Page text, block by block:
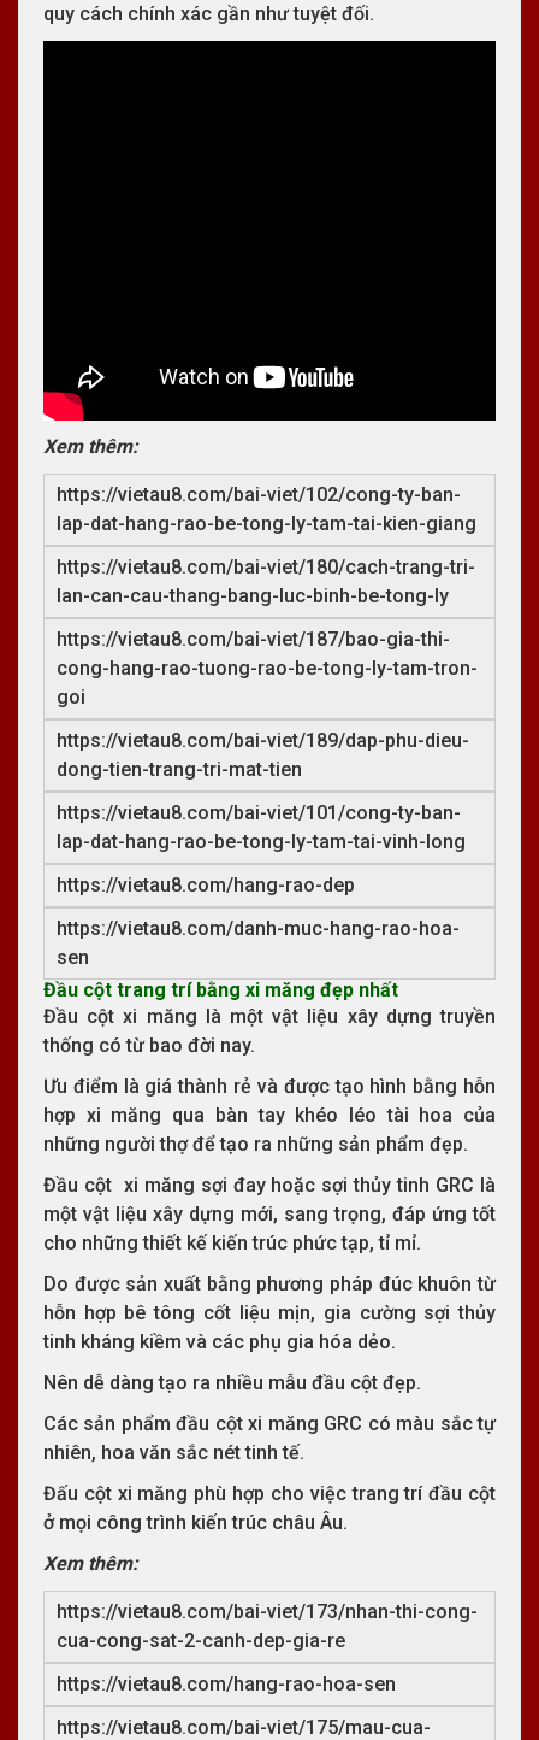
quy cách chính xác gần như tuyệt đối.
Xem thêm:
https://vietau8.com/bai-viet/102/cong-ty-ban-
lap-dat-hang-rao-be-tong-ly-tam-tai-kien-giang
https://vietau8.com/bai-viet/180/cach-trang-tri-
lan-can-cau-thang-bang-luc-binh-be-tong-ly
https://vietau8.com/bai-viet/187/bao-gia-thi-
cong-hang-rao-tuong-rao-be-tong-ly-tam-tron-
goi
https://vietau8.com/bai-viet/189/dap-phu-dieu-
dong-tien-trang-tri-mat-tien
https://vietau8.com/bai-viet/101/cong-ty-ban-
lap-dat-hang-rao-be-tong-ly-tam-tai-vinh-long
https://vietau8.com/hang-rao-dep
https://vietau8.com/danh-muc-hang-rao-hoa-
sen
Đầu cột trang trí bằng xi măng đẹp nhất
Đầu cột xi măng là một vật liệu xây dựng truyền
thống có từ bao đời nay.
Ưu điểm là giá thành rẻ và được tạo hình bằng hỗn
hợp xi măng qua bàn tay khéo léo tài hoa của
những người thợ để tạo ra những sản phẩm đẹp.
Đầu cột xi măng sợi đay hoặc sợi thủy tinh GRC là
một vật liệu xây dựng mới, sang trọng, đáp ứng tốt
cho những thiết kế kiến trúc phức tạp, tỉ mỉ.
Do được sản xuất bằng phương pháp đúc khuôn từ
hỗn hợp bê tông cốt liệu mịn, gia cường sợi thủy
tinh kháng kiềm và các phụ gia hóa dẻo.
Nên dễ dàng tạo ra nhiều mẫu đầu cột đẹp.
Các sản phẩm đầu cột xi măng GRC có màu sắc tự
nhiên, hoa văn sắc nét tinh tế.
Đấu cột xi măng phù hợp cho việc trang trí đầu cột
ở mọi công trình kiến trúc châu Âu.
Xem thêm:
https://vietau8.com/bai-viet/173/nhan-thi-cong-
cua-cong-sat-2-canh-dep-gia-re
https://vietau8.com/hang-rao-hoa-sen
https://vietau8.com/bai-viet/175/mau-cua-